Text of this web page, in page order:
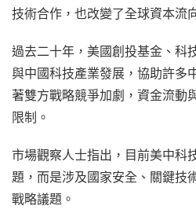
技術合作，也改變了全球資本流
過去二十年，美國創投基金、科
與中國科技產業發展，協助許多
著雙方戰略競爭加劇，資金流動
限制。
市場觀察人士指出，目前美中科
題，而是涉及國家安全、關鍵技
戰略議題。